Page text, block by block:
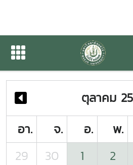
ปฏิทินกิจกรรมของ
ปฏิทินกิจกรรมของหน่วยงาน
ตุลาคม
อา.
จ. อ. พ.
29
30 1 2